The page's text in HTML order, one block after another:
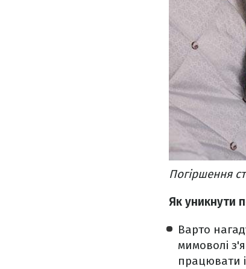
Погіршення
Як уникнути
Варто
мимоволі
працювати